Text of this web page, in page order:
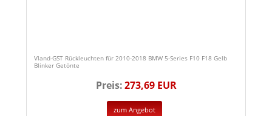
Vland-GST Rückleuchten für 2010-2018 BMW 5-Series F10 F18 Gelb
Blinker Getönte
Preis:273,69 EUR
zum Angebot